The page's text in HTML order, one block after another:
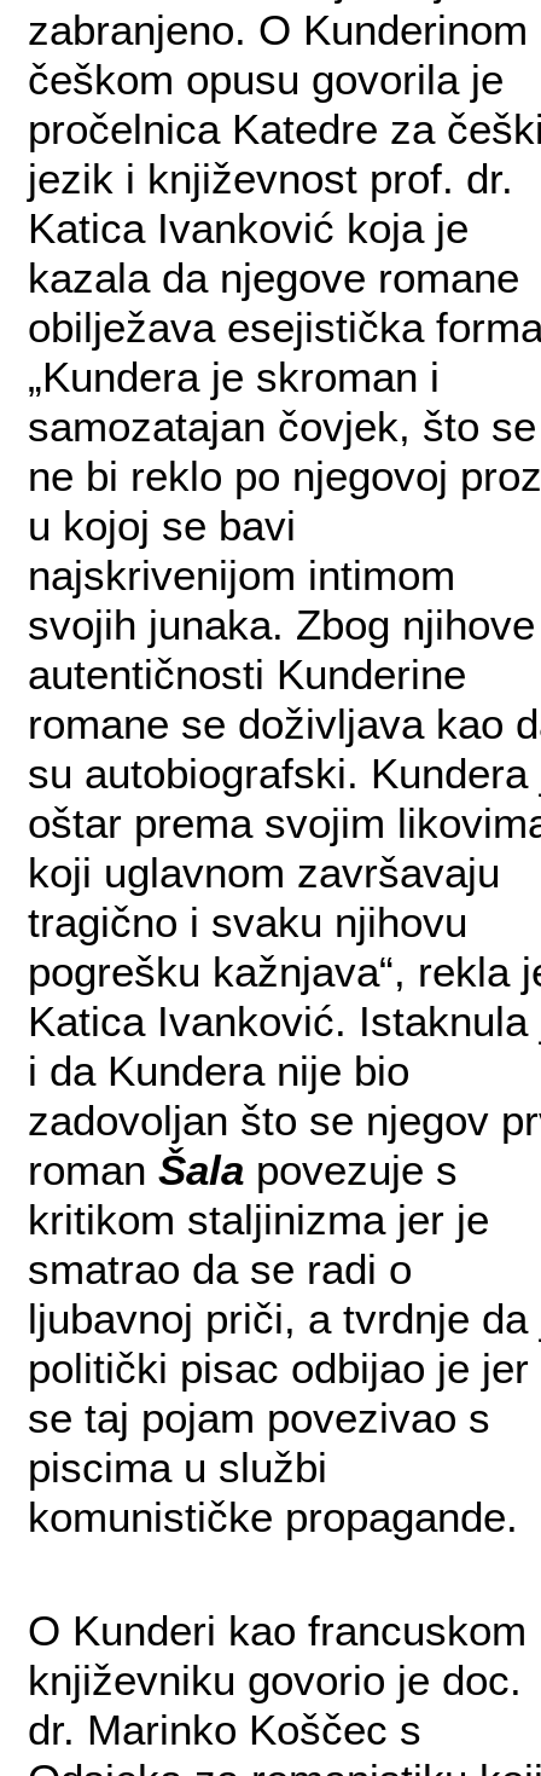
zabranjeno. O Kunderinom
češkom opusu govorila je
pročelnica Katedre za
jezik i književnost prof. dr.
Katica Ivanković koja je
kazala da njegove romane
obilježava esejistička
„Kundera je skroman i
samozatajan čovjek, što se
ne bi reklo po njegovoj
u kojoj se bavi
najskrivenijom intimom
svojih junaka. Zbog njihove
autentičnosti Kunderine
romane se doživljava kao
su autobiografski. Kundera
oštar prema svojim
koji uglavnom završavaju
tragično i svaku njihovu
pogrešku kažnjava“, rekla
Katica Ivanković. Istaknula
i da Kundera nije bio
zadovoljan što se njegov
roman Šala povezuje s
kritikom staljinizma jer je
smatrao da se radi o
ljubavnoj priči, a tvrdnje da
politički pisac odbijao je jer
se taj pojam povezivao s
piscima u službi
komunističke propagande.
O Kunderi kao francuskom
književniku govorio je doc.
dr. Marinko Koščec s